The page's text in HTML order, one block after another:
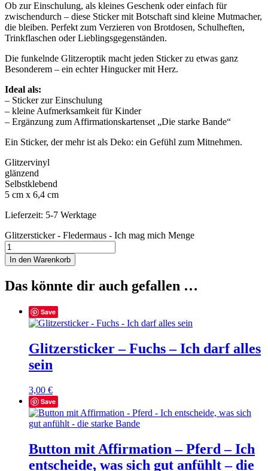
Ob zur Einschulung, als kleines Geschenk oder einfach für
zwischendurch – diese Sticker mit Botschaft sind kleine Mutmacher,
die bleiben. Perfekt zum Verzieren von Brotdosen, Schulheften,
Trinkflaschen oder Lieblingsgegenständen.
Die funkelnde Glitzeroptik macht jeden Sticker zu etwas ganz
Besonderem – ein echter Hingucker mit Herz.
Ideal als:
– Sticker zur Einschulung
– kleine Aufmerksamkeit für Kinder
– Ergänzung zum Affirmationskartenset „Die starke Bande“
Ein Sticker, der mehr ist als Deko: ein Gefühl zum Mitnehmen.
Glitzervinyl
glänzend
Selbstklebend
5 cm x 6,4 cm
Lieferzeit: 5-7 Werktage
Glitzersticker - Fledermaus - Ich mag mich Menge
In den Warenkorb
Das könnte dir auch gefallen …
Save
Glitzersticker – Fuchs – Ich darf alles
sein
3,00 €
Save
Button mit Affirmation – Pferd – Ich
entscheide, was sich gut anfühlt – die